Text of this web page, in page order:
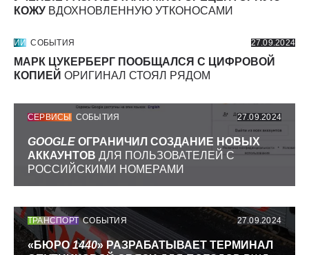
КОЖУ ВДОХНОВЛЕННУЮ УТКОНОСАМИ
ИИ СОБЫТИЯ 27.09.2024
МАРК ЦУКЕРБЕРГ ПООБЩАЛСЯ С ЦИФРОВОЙ
КОПИЕЙ ОРИГИНАЛ СТОЯЛ РЯДОМ
СЕРВИСЫ СОБЫТИЯ 27.09.2024
GOOGLE ОГРАНИЧИЛ СОЗДАНИЕ НОВЫХ
АККАУНТОВ ДЛЯ ПОЛЬЗОВАТЕЛЕЙ С
РОССИЙСКИМИ НОМЕРАМИ
ТРАНСПОРТ СОБЫТИЯ 27.09.2024
«БЮРО1440» РАЗРАБАТЫВАЕТ ТЕРМИНАЛ